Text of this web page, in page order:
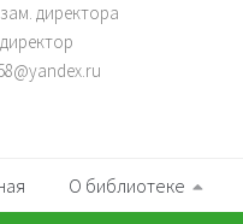
директора
О библиотеке